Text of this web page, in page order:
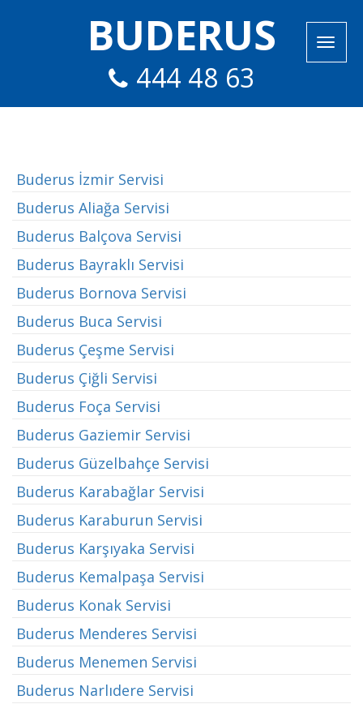
BUDERUS
444 48 63
Buderus İzmir Servisi
Buderus Aliağa Servisi
Buderus Balçova Servisi
Buderus Bayraklı Servisi
Buderus Bornova Servisi
Buderus Buca Servisi
Buderus Çeşme Servisi
Buderus Çiğli Servisi
Buderus Foça Servisi
Buderus Gaziemir Servisi
Buderus Güzelbahçe Servisi
Buderus Karabağlar Servisi
Buderus Karaburun Servisi
Buderus Karşıyaka Servisi
Buderus Kemalpaşa Servisi
Buderus Konak Servisi
Buderus Menderes Servisi
Buderus Menemen Servisi
Buderus Narlıdere Servisi